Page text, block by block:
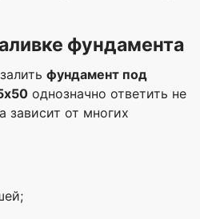
фундамента
фундамент под
однозначно ответить не
зависит от многих